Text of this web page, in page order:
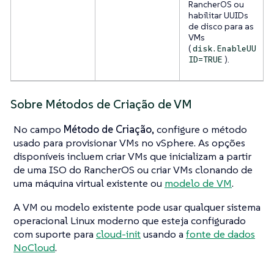
RancherOS ou
habilitar UUIDs
de disco para as
VMs
( disk.EnableUU
ID=TRUE ).
Sobre Métodos de Criação de VM
No campo Método de Criação, configure o método
usado para provisionar VMs no vSphere. As opções
disponíveis incluem criar VMs que inicializam a partir
de uma ISO do RancherOS ou criar VMs clonando de
uma máquina virtual existente ou modelo de VM.
A VM ou modelo existente pode usar qualquer sistema
operacional Linux moderno que esteja configurado
com suporte para cloud-initusando a fonte de dados
NoCloud.